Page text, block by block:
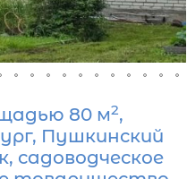
80 м2,
Пушкинский
садоводческое